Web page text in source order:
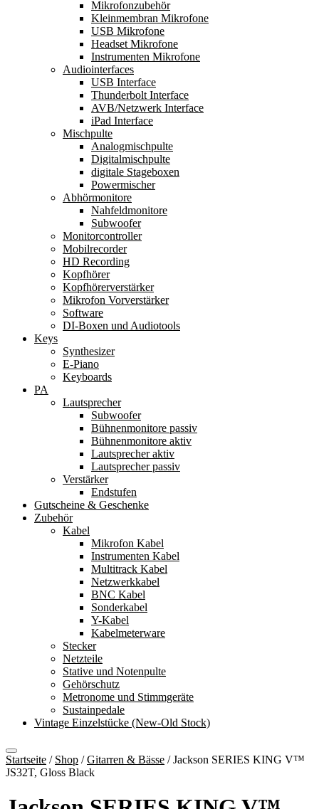
Mikrofonzubehör
Kleinmembran Mikrofone
USB Mikrofone
Headset Mikrofone
Instrumenten Mikrofone
Audiointerfaces
USB Interface
Thunderbolt Interface
AVB/Netzwerk Interface
iPad Interface
Mischpulte
Analogmischpulte
Digitalmischpulte
digitale Stageboxen
Powermischer
Abhörmonitore
Nahfeldmonitore
Subwoofer
Monitorcontroller
Mobilrecorder
HD Recording
Kopfhörer
Kopfhörerverstärker
Mikrofon Vorverstärker
Software
DI-Boxen und Audiotools
Keys
Synthesizer
E-Piano
Keyboards
PA
Lautsprecher
Subwoofer
Bühnenmonitore passiv
Bühnenmonitore aktiv
Lautsprecher aktiv
Lautsprecher passiv
Verstärker
Endstufen
Gutscheine & Geschenke
Zubehör
Kabel
Mikrofon Kabel
Instrumenten Kabel
Multitrack Kabel
Netzwerkkabel
BNC Kabel
Sonderkabel
Y-Kabel
Kabelmeterware
Stecker
Netzteile
Stative und Notenpulte
Gehörschutz
Metronome und Stimmgeräte
Sustainpedale
Vintage Einzelstücke (New-Old Stock)
Startseite / Shop /Gitarren & Bässe /Jackson SERIES KING V™
JS32T, Gloss Black